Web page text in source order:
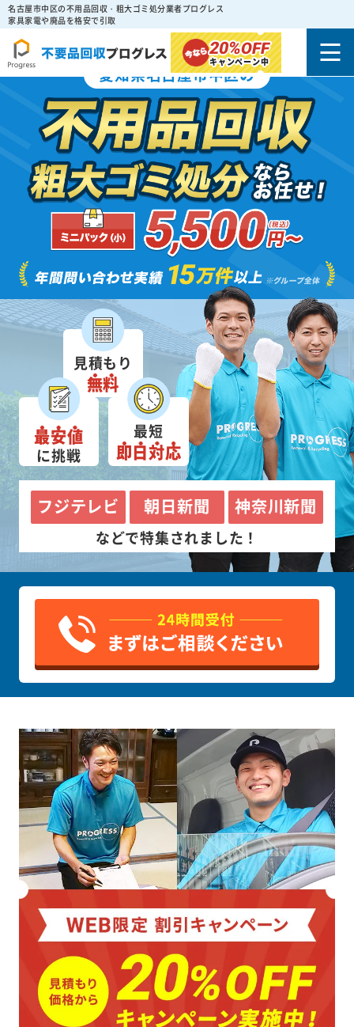
名古屋市中区の不用品回収・粗大ゴミ処分業者プログレス
家具家電や廃品を格安で引取
20%OFF
キャンペーン中
愛知県名古屋市中区の
見積もり
無料
最安値
に挑戦
最短
即日対応
フジテレビ 朝日新聞 神奈川新聞
などで特集されました！